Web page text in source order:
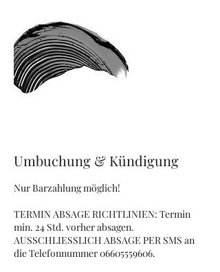
Umbuchung & Kündigung
Nur Barzahlung möglich!
TERMIN ABSAGE RICHTLINIEN: Termin
min. 24 Std. vorher absagen.
AUSSCHLIESSLICH ABSAGE PER SMS an
die Telefonnummer 06605559606.